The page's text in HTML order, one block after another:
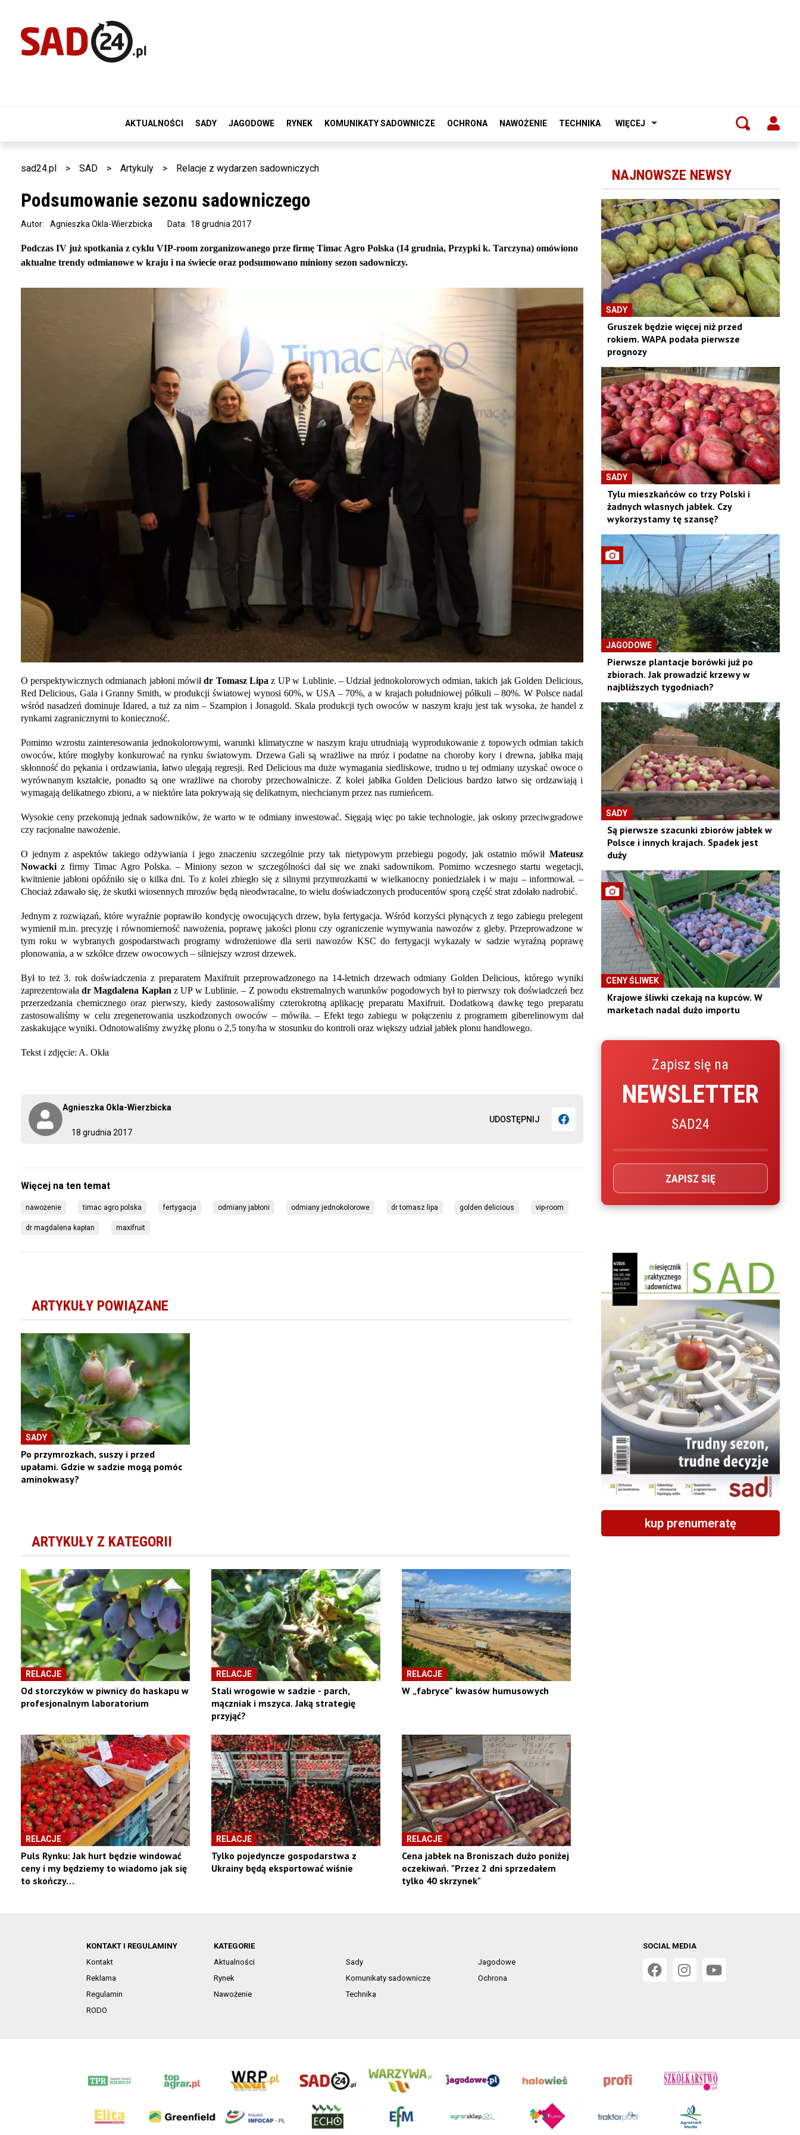
AKTUALNOŚCI SADY JAGODOWE RYNEK KOMUNIKATY SADOWNICZE OCHRONA NAWOŻENIE TECHNIKA WIĘCEJ
sad24.pl > SAD > Artykuly > Relacje z wydarzen sadowniczych
Podsumowanie sezonu sadowniczego
Data: 18 grudnia 2017
Autor: Agnieszka Okla-Wierzbicka
18 grudnia 2017
Agnieszka Okla-Wierzbicka
UDOSTĘPNIJ
Podczas IV już spotkania z cyklu VIP-room zorganizowanego prze firmę Timac Agro Polska (14 grudnia, Przypki k. Tarczyna) omówiono
aktualne trendy odmianowe w kraju i na świecie oraz podsumowano miniony sezon sadowniczy.
O perspektywicznych odmianach jabłoni mówiłdr Tomasz Lipa z UP w Lublinie. – Udział jednokolorowych odmian, takich jak Golden Delicious,
Red Delicious, Gala i Granny Smith, w produkcji światowej wynosi 60%, w USA – 70%, a w krajach południowej półkuli – 80%. W Polsce nadal
wśród nasadzeń dominuje Idared, a tuż za nim – Szampion i Jonagold. Skala produkcji tych owoców w naszym kraju jest tak wysoka, że handel z
rynkami zagranicznymi to konieczność.
Pomimo wzrostu zainteresowania jednokolorowymi, warunki klimatyczne w naszym kraju utrudniają wyprodukowanie z topowych odmian takich
owoców, które mogłyby konkurować na rynku światowym. Drzewa Gali są wrażliwe na mróz i podatne na choroby kory i drewna, jabłka mają
skłonność do pękania i ordzawiania, łatwo ulegają regresji. Red Delicious ma duże wymagania siedliskowe, trudno u tej odmiany uzyskać owoce o
wyrównanym kształcie, ponadto są one wrażliwe na choroby przechowalnicze. Z kolei jabłka Golden Delicious bardzo łatwo się ordzawiają i
wymagają delikatnego zbioru, a w niektóre lata pokrywają się delikatnym, niechcianym przez nas rumieńcem.
Wysokie ceny przekonują jednak sadowników, że warto w te odmiany inwestować. Sięgają więc po takie technologie, jak osłony przeciwgradowe
czy racjonalne nawożenie.
O jednym z aspektów takiego odżywiania i jego znaczeniu szczególnie przy tak nietypowym przebiegu pogody, jak ostatnio mówił Mateusz
Nowackiz firmy Timac Agro Polska. – Miniony sezon w szczególności dał się we znaki sadownikom. Pomimo wczesnego startu wegetacji,
kwitnienie jabłoni opóźniło się o kilka dni. To z kolei zbiegło się z silnymi przymrozkami w wielkanocny poniedziałek i w maju – informował. –
Chociaż zdawało się, że skutki wiosennych mrozów będą nieodwracalne, to wielu doświadczonych producentów sporą część strat zdołało nadrobić.
Jednym z rozwiązań, które wyraźnie poprawiło kondycję owocujących drzew, była fertygacja. Wśród korzyści płynących z tego zabiegu prelegent
wymienił m.in. precyzję i równomierność nawożenia, poprawę jakości plonu czy ograniczenie wymywania nawozów z gleby. Przeprowadzone w
tym roku w wybranych gospodarstwach programy wdrożeniowe dla serii nawozów KSC do fertygacji wykazały w sadzie wyraźną poprawę
plonowania, a w szkółce drzew owocowych – silniejszy wzrost drzewek.
Był to też 3. rok doświadczenia z preparatem Maxifruit przeprowadzonego na 14-letnich drzewach odmiany Golden Delicious, którego wyniki
zaprezentowała dr Magdalena Kapłan z UP w Lublinie. – Z powodu ekstremalnych warunków pogodowych był to pierwszy rok doświadczeń bez
przerzedzania chemicznego oraz pierwszy, kiedy zastosowaliśmy czterokrotną aplikację preparatu Maxifruit. Dodatkową dawkę tego preparatu
zastosowaliśmy w celu zregenerowania uszkodzonych owoców – mówiła. – Efekt tego zabiegu w połączeniu z programem giberelinowym dał
zaskakujące wyniki. Odnotowaliśmy zwyżkę plonu o 2,5 tony/ha w stosunku do kontroli oraz większy udział jabłek plonu handlowego.
Tekst i zdjęcie: A. Okła
nawożenie timac agro polska fertygacja odmiany jabłoni odmiany jednokolorowe dr tomasz lipa golden delicious vip-room
dr magdalena kapłan maxifruit
ARTYKUŁY POWIĄZANE
SADY
Po przymrozkach, suszy i przed
upałami. Gdzie w sadzie mogą pomóc
aminokwasy?
ARTYKUŁY Z KATEGORII
RELACJE
Od storczyków w piwnicy do haskapu w
profesjonalnym laboratorium
RELACJE
Stali wrogowie w sadzie - parch,
mączniak i mszyca. Jaką strategię
przyjąć?
RELACJE
W „fabryce” kwasów humusowych
RELACJE
Puls Rynku: Jak hurt będzie windować
ceny i my będziemy to wiadomo jak się
to skończy…
RELACJE
Tylko pojedyncze gospodarstwa z
Ukrainy będą eksportować wiśnie
RELACJE
Cena jabłek na Broniszach dużo poniżej
oczekiwań. "Przez 2 dni sprzedałem
tylko 40 skrzynek"
NAJNOWSZE NEWSY
SADY
Gruszek będzie więcej niż przed
rokiem. WAPA podała pierwsze
prognozy
SADY
Tylu mieszkańców co trzy Polski i
żadnych własnych jabłek. Czy
wykorzystamy tę szansę?
JAGODOWE
Pierwsze plantacje borówki już po
zbiorach. Jak prowadzić krzewy w
najbliższych tygodniach?
SADY
Są pierwsze szacunki zbiorów jabłek w
Polsce i innych krajach. Spadek jest
duży
CENY ŚLIWEK
Krajowe śliwki czekają na kupców. W
marketach nadal dużo importu
Zapisz się na
NEWSLETTER
SAD24
ZAPISZ SIĘ
kup prenumeratę
KONTAKT I REGULAMINY
Kontakt
Reklama
Regulamin
RODO
KATEGORIE
Aktualności
Sady
Jagodowe
Rynek
Komunikaty sadownicze
Ochrona
Nawożenie
Technika
SOCIAL MEDIA